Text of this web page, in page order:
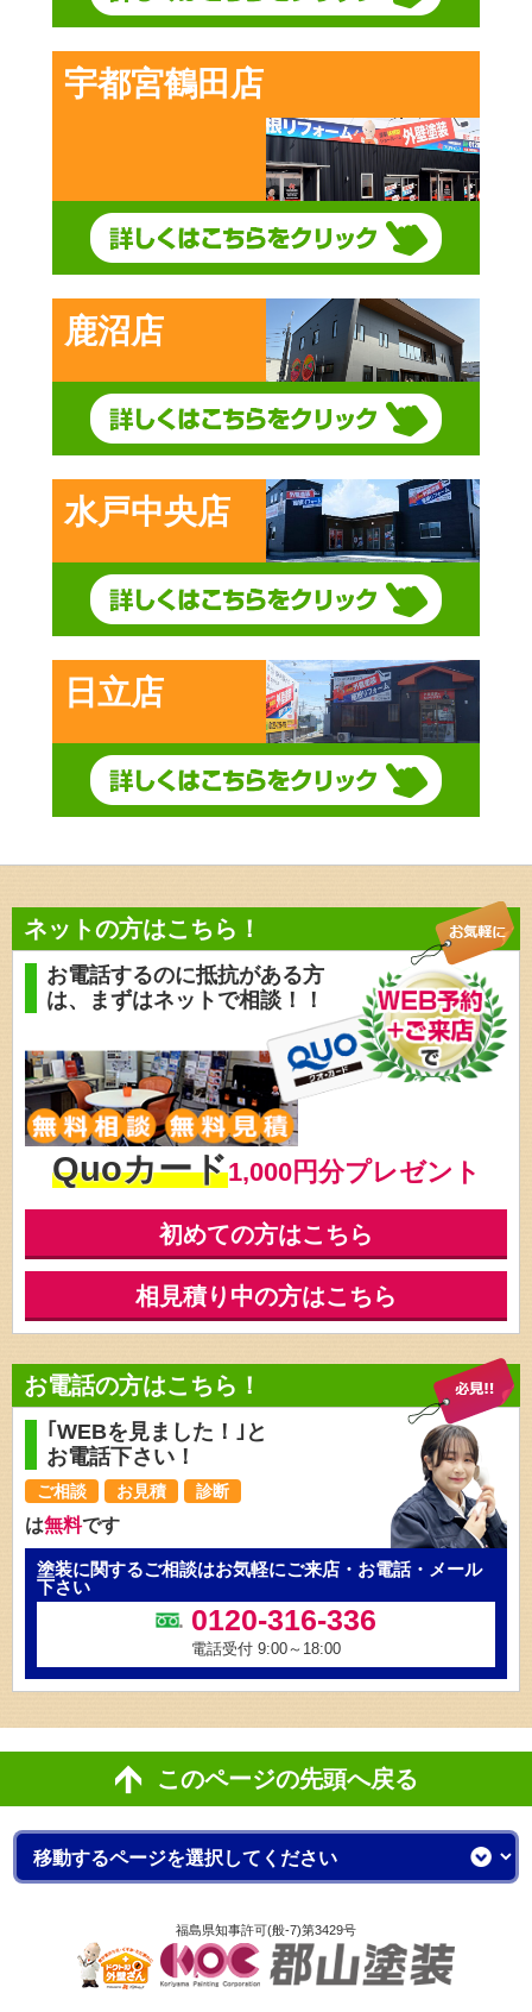
宇都宮鶴田店
鹿沼店
水戸中央店
日立店
ネットの方はこちら！
お電話するのに抵抗がある方
は、
まずはネットで相談！！
Quoカード1,000円分プレゼント
初めての方はこちら
相見積り中の方はこちら
お電話の方はこちら！
｢WEBを見ました！｣と
お電話下さい！
ご相談 お見積 診断
は無料です
塗装に関するご相談はお気軽にご来店・お電話・メール
下さい
0120-316-336
電話受付 9:00～18:00
このページの先頭へ戻る
福島県知事許可(般-7)第3429号